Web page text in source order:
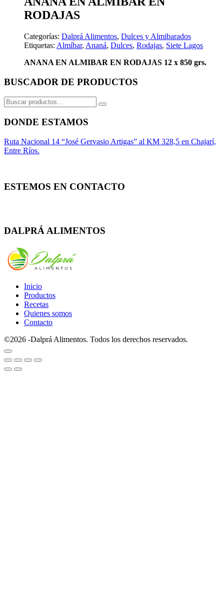
RODAJAS
Categorías: Dalprá Alimentos, Dulces y Almibarados
Etiquetas: Almíbar, Ananá, Dulces, Rodajas, Siete Lagos
ANANA EN ALMIBAR EN RODAJAS 12 x 850 grs.
BUSCADOR DE PRODUCTOS
Buscar
por:
DONDE ESTAMOS
Ruta Nacional 14 “José Gervasio Artigas” al KM 328,5 en Chajarí,
Entre Ríos.
ESTEMOS EN CONTACTO
DALPRÁ ALIMENTOS
Inicio
Productos
Recetas
Quienes somos
Contacto
©2026 -Dalprá Alimentos. Todos los derechos reservados.